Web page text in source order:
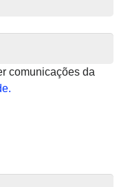
comunicações da